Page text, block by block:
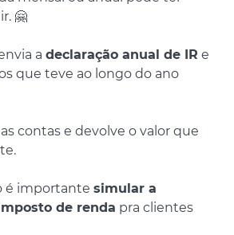
🤗
a declaração anual de IR e
que teve ao longo do ano
contas e devolve o valor que
é importante simular a
de renda pra clientes